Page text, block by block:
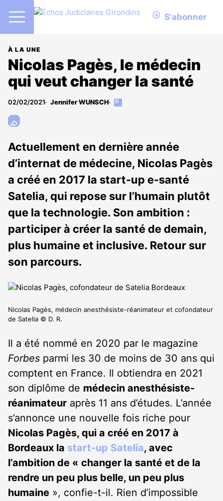
S'abonner
À LA UNE
Nicolas Pagès, le médecin
qui veut changer la santé
02/02/2021 Jennifer WUNSCH
Cet
aux
abonnés
Actuellement en dernière année
d’internat de médecine, Nicolas Pagès
a créé en 2017 la start-up e-santé
Satelia, qui repose sur l’humain plutôt
que la technologie. Son ambition :
participer à créer la santé de demain,
plus humaine et inclusive. Retour sur
son parcours.
Nicolas Pagès, médecin anesthésiste-réanimateur et cofondateur
de Satelia © D. R.
Il a été nommé en 2020 par le magazine
Forbes parmi les 30 de moins de 30 ans qui
comptent en France. Il obtiendra en 2021
son diplôme de médecin anesthésiste-
réanimateur après 11 ans d’études. L’année
s’annonce une nouvelle fois riche pour
Nicolas Pagès, qui a créé en 2017 à
Bordeaux la start-up Satelia, avec
l’ambition de « changer la santé et de la
rendre un peu plus belle, un peu plus
humaine », confie-t-il. Rien d’impossible